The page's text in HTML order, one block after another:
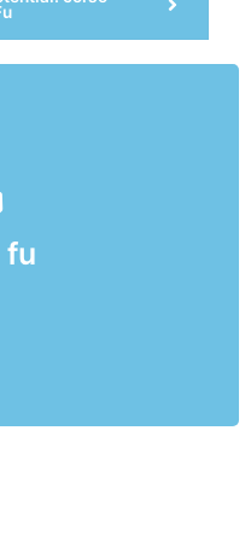
fu
inglese sui fondamentali
difesa​